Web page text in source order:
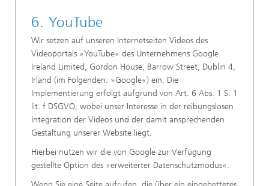
6. YouTube
Wir setzen auf unseren Internetseiten Videos des
Videoportals »YouTube« des Unternehmens Google
Ireland Limited, Gordon House, Barrow Street, Dublin 4,
Irland (im Folgenden: »Google«) ein. Die
Implementierung erfolgt aufgrund von Art. 6 Abs. 1 S. 1
lit. f DSGVO, wobei unser Interesse in der reibungslosen
Integration der Videos und der damit ansprechenden
Gestaltung unserer Website liegt.
Hierbei nutzen wir die von Google zur Verfügung
gestellte Option des »erweiterter Datenschutzmodus«.